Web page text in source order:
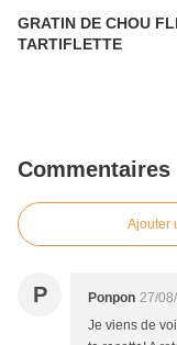
GRATIN DE CHOU
TARTIFLETTE
Commentaires
Ajouter
P Ponpon 27/
Je viens de